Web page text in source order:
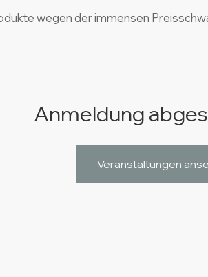
wegen der immensen
Anmeldung
Veranstaltungen